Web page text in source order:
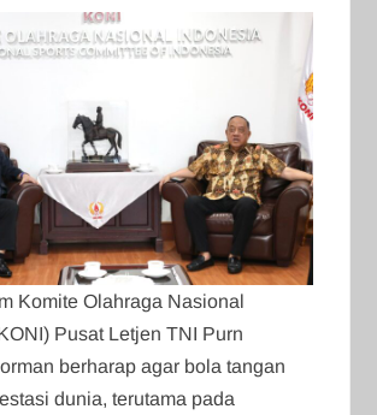
Komite Olahraga Nasional
Pusat Letjen TNI Purn
berharap agar bola tangan
dunia, terutama pada